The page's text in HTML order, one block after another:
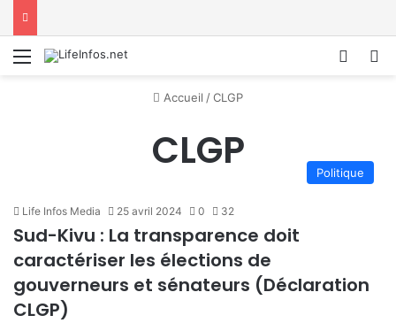
Menu
Accueil /CLGP
CLGP Politique
Life Infos Media 25 avril 2024 0 32
Sud-Kivu : La transparence doit
caractériser les élections de
gouverneurs et sénateurs (Déclaration
CLGP)